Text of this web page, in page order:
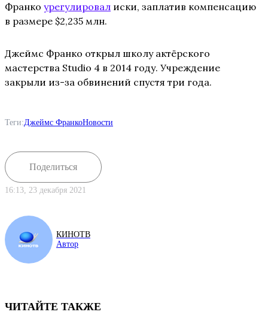
Франко урегулировал иски, заплатив компенсацию
в размере $2,235 млн.
Джеймс Франко открыл школу актёрского
мастерства Studio 4 в 2014 году. Учреждение
закрыли из-за обвинений спустя три года.
Теги:Джеймс ФранкоНовости
Поделиться
16:13, 23 декабря 2021
КИНОТВ
Автор
ЧИТАЙТЕ ТАКЖЕ